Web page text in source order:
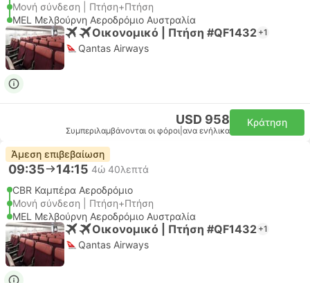
Μονή σύνδεση | Πτήση+Πτήση
MEL Μελβούρνη Αεροδρόμιο Αυστραλία
Οικονομικό | Πτήση #QF1432 +1
Qantas Airways
USD 958
Συμπεριλαμβάνονται οι φόροι ανα ενήλικα
Κράτηση
Άμεση επιβεβαίωση
09:35 14:15 4ώ 40λεπτά
CBR Καμπέρα Αεροδρόμιο
Μονή σύνδεση | Πτήση+Πτήση
MEL Μελβούρνη Αεροδρόμιο Αυστραλία
Οικονομικό | Πτήση #QF1432 +1
Qantas Airways